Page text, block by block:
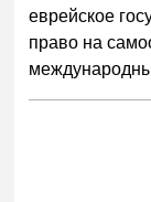
еврейское
право на